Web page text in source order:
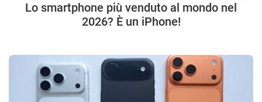
Lo smartphone più venduto al mondo nel
2026? È un iPhone!